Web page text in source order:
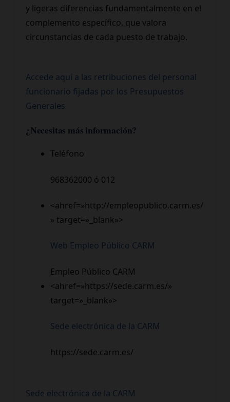
y ligeras diferencias fundamentalmente en el
complemento específico, que valora
circunstancias de cada puesto de trabajo.
Accede aquí a las retribuciones del personal
funcionario fijadas por los Presupuestos
Generales
¿Necesitas más información?
Teléfono
968362000 ó 012
<ahref=»http://empleopublico.carm.es/
» target=»_blank»>
Web Empleo Público CARM
Empleo Público CARM
<ahref=»https://sede.carm.es/»
target=»_blank»>
Sede electrónica de la CARM
https://sede.carm.es/
Sede electrónica de la CARM